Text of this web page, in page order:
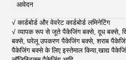
आवेदन
√ कार्डबोर्ड और वेवरेट कार्डबोर्ड लमिनेटिंग
√ व्यापक रूप से जूते पैकेजिंग बक्से, दूध बक्से,
बक्से, घरेलू उपकरण पैकेजिंग बक्से, शराब
पैकेजिंग बक्से के लिए इस्तेमाल किया,खाद्य